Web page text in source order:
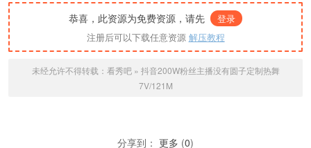
恭喜，此资源为免费资源，请先
登录
注册后可以下载任意资源 解压教程
未经允许不得转载： 看秀吧» 抖音200W粉丝主播没有圆子定制热舞
7V/121M
分享到： 更多 (0)